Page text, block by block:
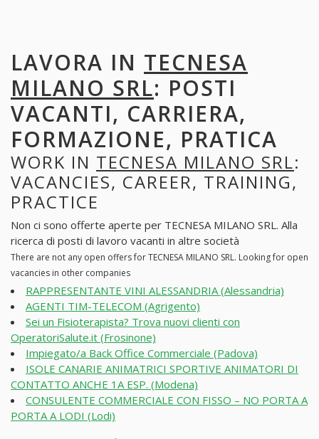
LAVORA IN TECNESA
MILANO SRL: POSTI
VACANTI, CARRIERA,
FORMAZIONE, PRATICA
WORK IN TECNESA MILANO SRL:
VACANCIES, CAREER, TRAINING,
PRACTICE
Non ci sono offerte aperte per TECNESA MILANO SRL. Alla
ricerca di posti di lavoro vacanti in altre società
There are not any open offers for TECNESA MILANO SRL. Looking for open
vacancies in other companies
RAPPRESENTANTE VINI ALESSANDRIA (Alessandria)
AGENTI TIM-TELECOM (Agrigento)
Sei un Fisioterapista? Trova nuovi clienti con
OperatoriSalute.it (Frosinone)
Impiegato/a Back Office Commerciale (Padova)
ISOLE CANARIE ANIMATRICI SPORTIVE ANIMATORI DI
CONTATTO ANCHE 1A ESP. (Modena)
CONSULENTE COMMERCIALE CON FISSO – NO PORTA A
PORTA A LODI (Lodi)